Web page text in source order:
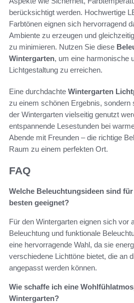
berücksichtigt werden. Hochwertige
Farbtönen eignen sich hervorragend
Ambiente zu erzeugen und
zu minimieren. Nutzen Sie diese
Wintergarten, um eine harmonische
Lichtgestaltung zu erreichen.
Eine durchdachte Wintergarten
zu einem schönen Ergebnis, sondern
der Wintergarten vielseitig genutzt
entspannende Lesestunden bei
Abende mit Freunden – die richtige
Raum zu einem perfekten Ort.
FAQ
Welche Beleuchtungsideen sind
besten geeignet?
Für den Wintergarten eignen sich vor
Beleuchtung und funktionale
eine hervorragende Wahl, da sie
verschiedene Lichttöne bietet, die an
angepasst werden können.
Wie schaffe ich eine
Wintergarten?